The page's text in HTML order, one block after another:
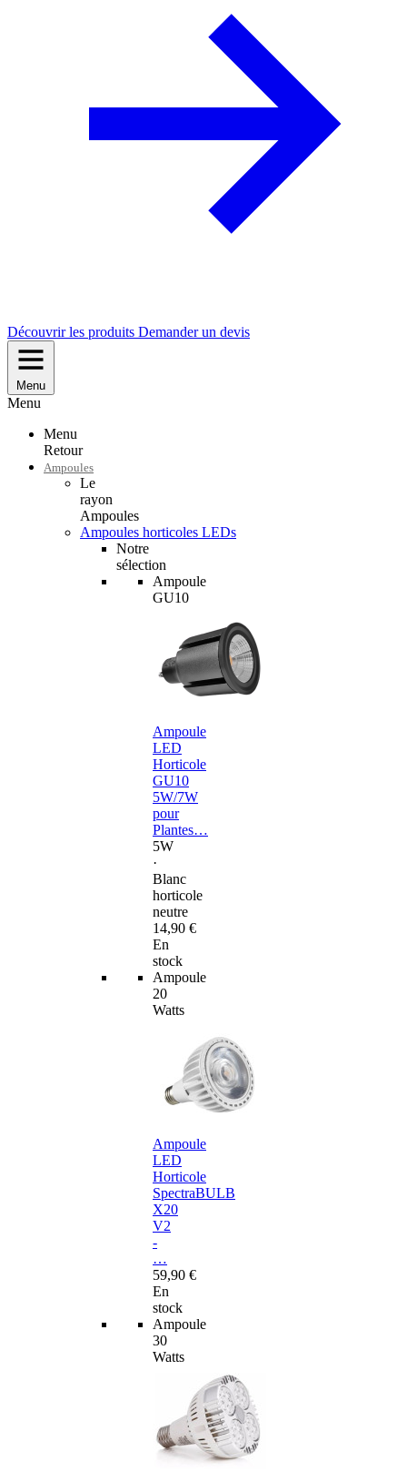
Découvrir les produits Demander un devis
Menu
Menu
Menu
Retour
Ampoules
Le
rayon
Ampoules
Ampoules horticoles LEDs
Notre
sélection
Ampoule
GU10
Ampoule
LED
Horticole
GU10
5W/7W
pour
Plantes…
5W
·
Blanc
horticole
neutre
14,90 €
En
stock
Ampoule
20
Watts
Ampoule
LED
Horticole
SpectraBULB
X20
V2
-
…
59,90 €
En
stock
Ampoule
30
Watts